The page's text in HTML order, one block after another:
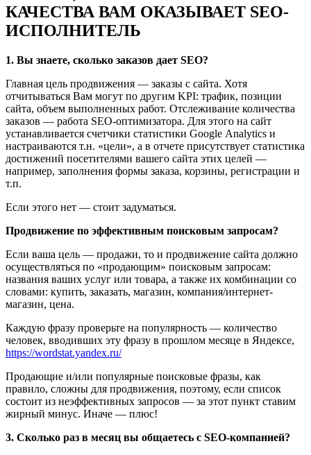
КАЧЕСТВА ВАМ ОКАЗЫВАЕТ SEO-
ИСПОЛНИТЕЛЬ
1. Вы знаете, сколько заказов дает SEO?
Главная цель продвижения — заказы с сайта. Хотя
отчитываться Вам могут по другим KPI: трафик, позиции
сайта, объем выполненных работ. Отслеживание количества
заказов — работа SEO-оптимизатора. Для этого на сайт
устанавливается счетчики статистики Google Analytics и
настраиваются т.н. «цели», а в отчете присутствует статистика
достижений посетителями вашего сайта этих целей —
например, заполнения формы заказа, корзины, регистрации и
т.п.
Если этого нет — стоит задуматься.
Продвижение по эффективным поисковым запросам?
Если ваша цель — продажи, то и продвижение сайта должно
осуществляться по «продающим» поисковым запросам:
названия ваших услуг или товара, а также их комбинации со
словами: купить, заказать, магазин, компания/интернет-
магазин, цена.
Каждую фразу проверьте на популярность — количество
человек, вводивших эту фразу в прошлом месяце в Яндексе,
https://wordstat.yandex.ru/
Продающие и/или популярные поисковые фразы, как
правило, сложны для продвижения, поэтому, если список
состоит из неэффективных запросов — за этот пункт ставим
жирный минус. Иначе — плюс!
3. Сколько раз в месяц вы общаетесь с SEO-компанией?